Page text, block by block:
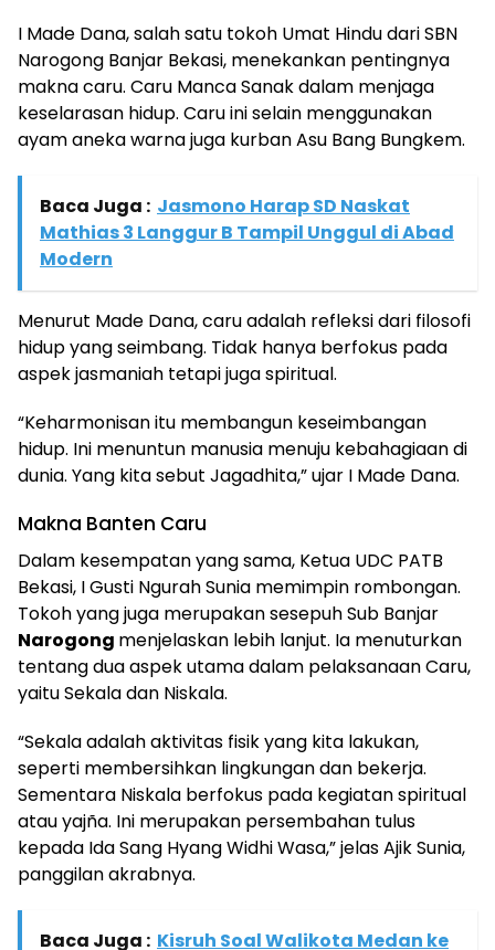
I Made Dana, salah satu tokoh Umat Hindu dari SBN
Narogong Banjar Bekasi, menekankan pentingnya
makna caru. Caru Manca Sanak dalam menjaga
keselarasan hidup. Caru ini selain menggunakan
ayam aneka warna juga kurban Asu Bang Bungkem.
Baca Juga : Jasmono Harap SD Naskat
Mathias 3 Langgur B Tampil Unggul di Abad
Modern
Menurut Made Dana, caru adalah refleksi dari filosofi
hidup yang seimbang. Tidak hanya berfokus pada
aspek jasmaniah tetapi juga spiritual.
“Keharmonisan itu membangun keseimbangan
hidup. Ini menuntun manusia menuju kebahagiaan di
dunia. Yang kita sebut Jagadhita,” ujar I Made Dana.
Makna Banten Caru
Dalam kesempatan yang sama, Ketua UDC PATB
Bekasi, I Gusti Ngurah Sunia memimpin rombongan.
Tokoh yang juga merupakan sesepuh Sub Banjar
Narogong menjelaskan lebih lanjut. Ia menuturkan
tentang dua aspek utama dalam pelaksanaan Caru,
yaitu Sekala dan Niskala.
“Sekala adalah aktivitas fisik yang kita lakukan,
seperti membersihkan lingkungan dan bekerja.
Sementara Niskala berfokus pada kegiatan spiritual
atau yajña. Ini merupakan persembahan tulus
kepada Ida Sang Hyang Widhi Wasa,” jelas Ajik Sunia,
panggilan akrabnya.
Baca Juga : Kisruh Soal Walikota Medan ke